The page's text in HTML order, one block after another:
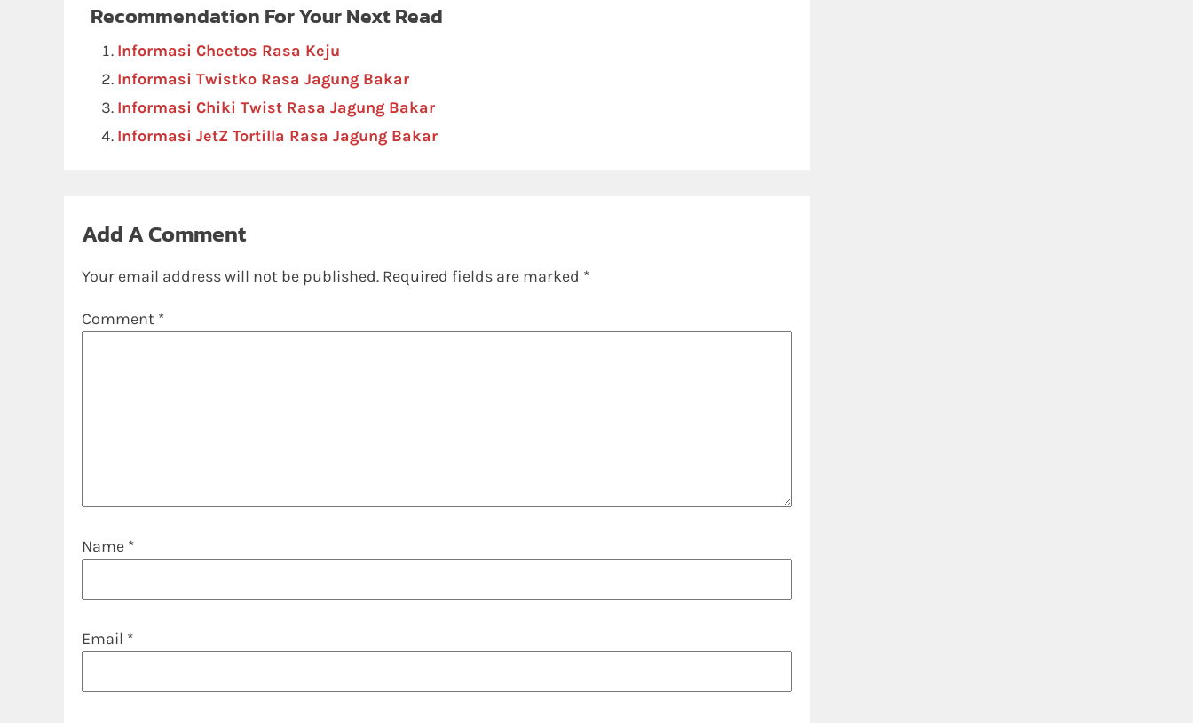
Recommendation For Your Next Read
Informasi Cheetos Rasa Keju
Informasi Twistko Rasa Jagung Bakar
Informasi Chiki Twist Rasa Jagung Bakar
Informasi JetZ Tortilla Rasa Jagung Bakar
Add A Comment
Your email address will not be published. Required fields are marked *
Comment *
Name *
Email *